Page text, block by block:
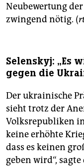
Neubewertung
zwingend nötig. (
Selenskyj: „Es
gegen die
Der ukrainische
sieht trotz der
Volksrepubliken
keine erhöhte
dass es keinen
geben wird“,